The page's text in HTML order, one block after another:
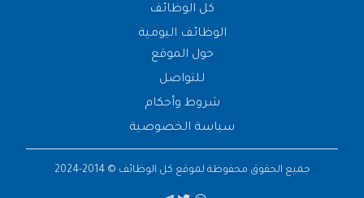
كل الوظائف
الوظائف اليومية
حول الموقع
للتواصل
شروط وأحكام
سياسة الخصوصية
جميع الحقوق محفوظة لموقع كل الوظائف © 2014-2024